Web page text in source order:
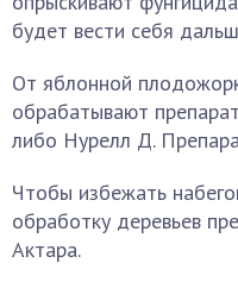
будет вести себя
От яблонной
обрабатывают
либо Нурелл Д.
Чтобы избежать
обработку деревьев
Актара.